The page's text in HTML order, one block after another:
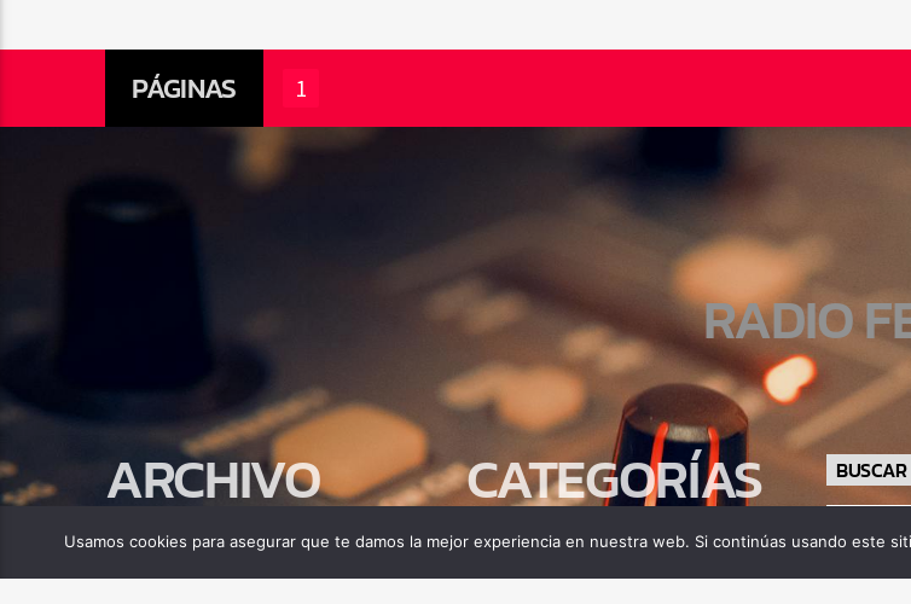
PÁGINAS 1
RADIO
ARCHIVO
CATEGORÍAS BUSCAR
Usamos cookies para asegurar que te damos la mejor experiencia en nuestra web. Si continúas usando este